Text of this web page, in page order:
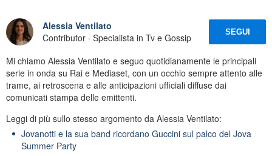
Alessia Ventilato
Contributor · Specialista in Tv e Gossip
SEGUI
Mi chiamo Alessia Ventilato e seguo quotidianamente le principali
serie in onda su Rai e Mediaset, con un occhio sempre attento alle
trame, ai retroscena e alle anticipazioni ufficiali diffuse dai
comunicati stampa delle emittenti.
Leggi di più sullo stesso argomento da Alessia Ventilato:
Jovanotti e la sua band ricordano Guccini sul palco del Jova
Summer Party